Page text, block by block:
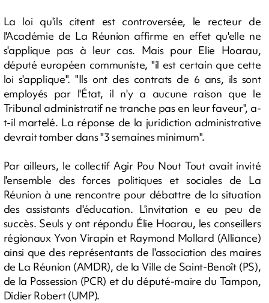
La loi qu'ils citent est controversée, le recteur de
l'Académie de La Réunion affirme en effet qu'elle ne
s'applique pas à leur cas. Mais pour Elie Hoarau,
député européen communiste, "il est certain que cette
loi s'applique". "Ils ont des contrats de 6 ans, ils sont
employés par l'État, il n'y a aucune raison que le
Tribunal administratif ne tranche pas en leur faveur", a-
t-il martelé. La réponse de la juridiction administrative
devrait tomber dans "3 semaines minimum".
Par ailleurs, le collectif Agir Pou Nout Tout avait invité
l'ensemble des forces politiques et sociales de La
Réunion à une rencontre pour débattre de la situation
des assistants d'éducation. L'invitation e eu peu de
succès. Seuls y ont répondu Élie Hoarau, les conseillers
régionaux Yvon Virapin et Raymond Mollard (Alliance)
ainsi que des représentants de l'association des maires
de La Réunion (AMDR), de la Ville de Saint-Benoît (PS),
de la Possession (PCR) et du député-maire du Tampon,
Didier Robert (UMP).